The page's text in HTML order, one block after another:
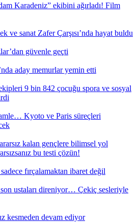
Karadeniz” ekibini ağırladı! Film
ve sanat Zafer Çarşısı’nda hayat buldu
güvenle geçti
aday memurlar yemin etti
9 bin 842 çocuğu spora ve sosyal
Kyoto ve Paris süreçleri
kalan gençlere bilimsel yol
bu testi çözün!
fırçalamaktan ibaret değil
son ustaları direniyor… Çekiç sesleriyle
kesmeden devam ediyor